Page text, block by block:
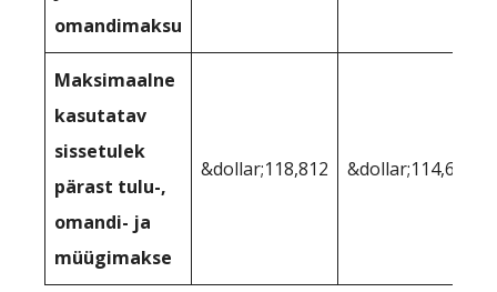
omandimaksu
Maksimaalne
kasutatav
sissetulek
pärast tulu-,
omandi- ja
müügimakse
&dollar;118,812 &dollar;114,623